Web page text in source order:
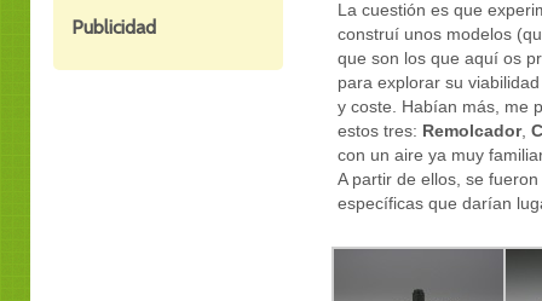
Publicidad
La cuestión es que
construí unos modelos
que son los que aquí os
para explorar su
y coste. Habían más, me
estos tres: Remolcador,
con un aire ya muy
A partir de ellos, se
específicas que darían